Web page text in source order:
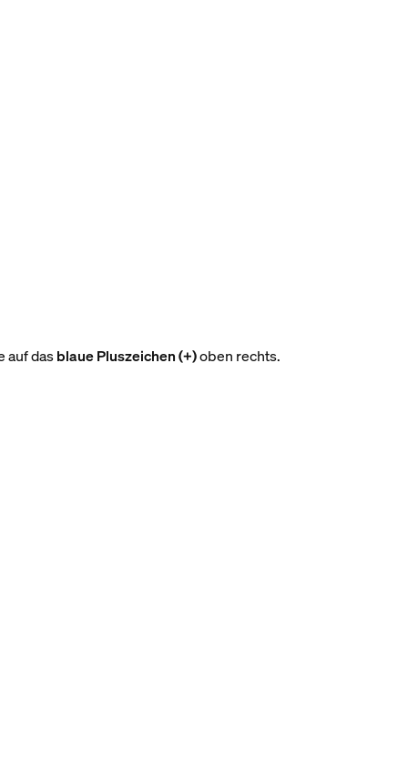
auf dasblaue Pluszeichen (+)oben rechts.